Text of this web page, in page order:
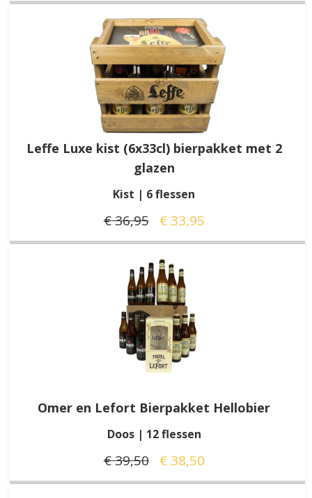
Leffe Luxe kist (6x33cl) bierpakket met 2
glazen
Kist | 6 flessen
€ 36,95 € 33,95
Omer en Lefort Bierpakket Hellobier
Doos | 12 flessen
€ 39,50 € 38,50